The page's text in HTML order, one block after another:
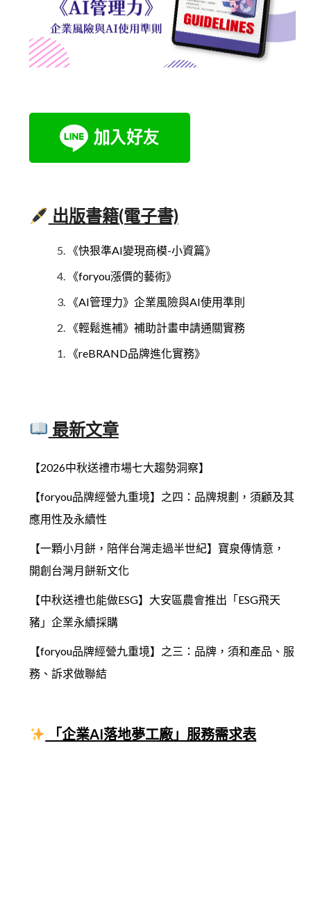
出版書籍(電子書)
《快狠準AI變現商模-小資篇》
《foryou漲價的藝術》
《AI管理力》企業風險與AI使用準則
《輕鬆進補》補助計畫申請通關實務
《reBRAND品牌進化實務》
最新文章
【2026中秋送禮市場七大趨勢洞察】
【foryou品牌經營九重境】之四：品牌規劃，須顧及其
應用性及永續性
【一顆小月餅，陪伴台灣走過半世紀】寶泉傳情意，
開創台灣月餅新文化
【中秋送禮也能做ESG】大安區農會推出「ESG飛天
豬」企業永續採購
【foryou品牌經營九重境】之三：品牌，須和產品、服
務、訴求做聯結
「企業AI落地夢工廠」服務需求表